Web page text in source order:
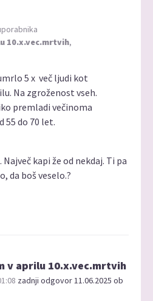
10.x.vec.mrtvih,
5 x več ljudi kot
Na zgroženost vseh.
premladi večinoma
55 do 70 let.
kapi že od nekdaj. Ti pa
da boš veselo.?
v aprilu 10.x.vec.mrtvih
zadnji odgovor 11.06.2025 ob